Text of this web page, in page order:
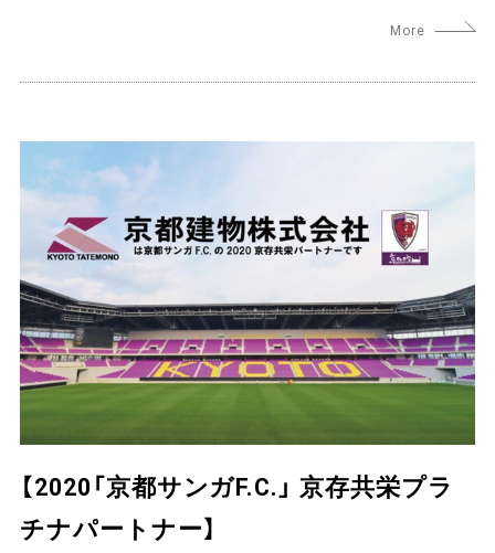
【2020「京都サンガF.C.」 京存共栄プラ
チナパートナー】